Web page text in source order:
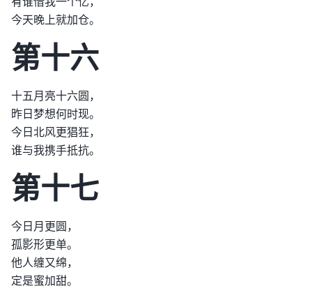
今天晚上就加仓。
第十六
十五月亮十六圆，
昨日梦想何时现。
今日北风更猖狂，
谁与我携手抵抗。
第十七
今日月更圆，
孤影形更单。
他人缠又绵，
定是蜜加甜。